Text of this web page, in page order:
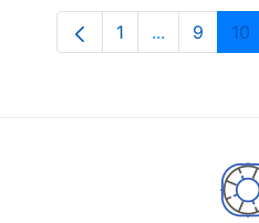
Orrialdea
1 ... 9 10